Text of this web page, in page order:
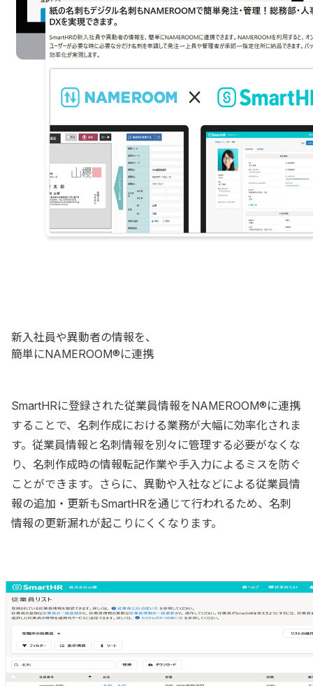
新入社員や異動者の情報を、
簡単にNAMEROOM®に連携
SmartHRに登録された従業員情報をNAMEROOM®に連携
することで、名刺作成における業務が大幅に効率化されま
す。従業員情報と名刺情報を別々に管理する必要がなくな
り、名刺作成時の情報転記作業や手入力によるミスを防ぐ
ことができます。さらに、異動や入社などによる従業員情
報の追加・更新もSmartHRを通じて行われるため、名刺
情報の更新漏れが起こりにくくなります。